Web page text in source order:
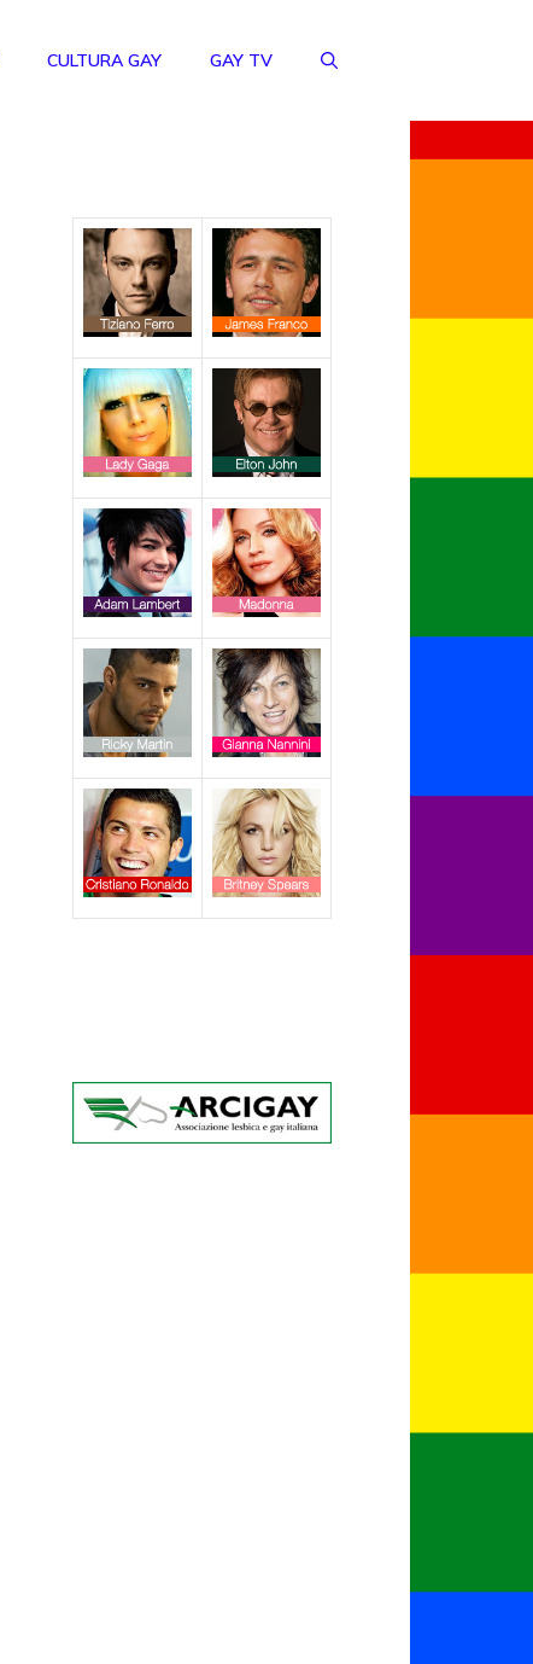
CULTURA GAY GAY TV